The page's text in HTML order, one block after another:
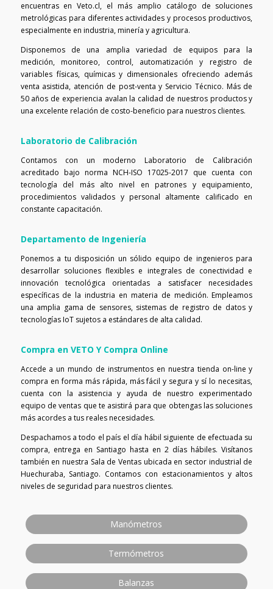
encuentras en Veto.cl, el más amplio catálogo de soluciones
metrológicas para diferentes actividades y procesos productivos,
especialmente en industria, minería y agricultura.
Disponemos de una amplia variedad de equipos para la
medición, monitoreo, control, automatización y registro de
variables físicas, químicas y dimensionales ofreciendo además
venta asistida, atención de post-venta y Servicio Técnico. Más de
50 años de experiencia avalan la calidad de nuestros productos y
una excelente relación de costo-beneficio para nuestros clientes.
Laboratorio de Calibración
Contamos con un moderno Laboratorio de Calibración
acreditado bajo norma NCH-ISO 17025-2017 que cuenta con
tecnología del más alto nivel en patrones y equipamiento,
procedimientos validados y personal altamente calificado en
constante capacitación.
Departamento de Ingeniería
Ponemos a tu disposición un sólido equipo de ingenieros para
desarrollar soluciones flexibles e integrales de conectividad e
innovación tecnológica orientadas a satisfacer necesidades
específicas de la industria en materia de medición. Empleamos
una amplia gama de sensores, sistemas de registro de datos y
tecnologías IoT sujetos a estándares de alta calidad.
Compra en VETO Y Compra Online
Accede a un mundo de instrumentos en nuestra tienda on-line y
compra en forma más rápida, más fácil y segura y sí lo necesitas,
cuenta con la asistencia y ayuda de nuestro experimentado
equipo de ventas que te asistirá para que obtengas las soluciones
más acordes a tus reales necesidades.
Despachamos a todo el país el día hábil siguiente de efectuada su
compra, entrega en Santiago hasta en 2 días hábiles. Visítanos
también en nuestra Sala de Ventas ubicada en sector industrial de
Huechuraba, Santiago. Contamos con estacionamientos y altos
niveles de seguridad para nuestros clientes.
Manómetros
Termómetros
Balanzas